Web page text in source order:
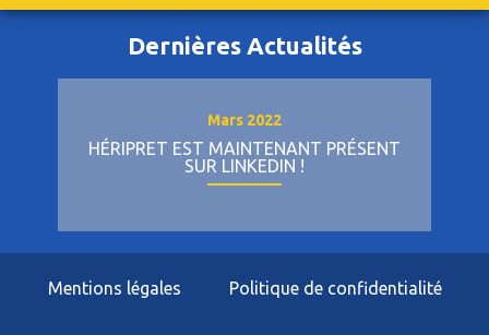
Dernières Actualités
Mars 2022
HÉRIPRET RECRUTE DES TECHNICIENS DE
MAINTENANCE ITINÉRANTS EN CDI POUR
SES AGENCES DE VALENCIENNES, LENS
Mentions légales Politique de confidentialité